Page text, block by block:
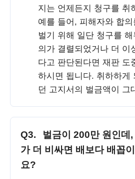
지는 언제든지 청구를 취
예를 들어, 피해자와 합
벌기 위해 일단 청구를
의가 결렬되었거나 더 이
다고 판단된다면 재판 도
하시면 됩니다. 취하하게
던 고지서의 벌금액이 그
Q3.
벌금이 200만 원인데
가 더 비싸면 배보다 배꼽
요?